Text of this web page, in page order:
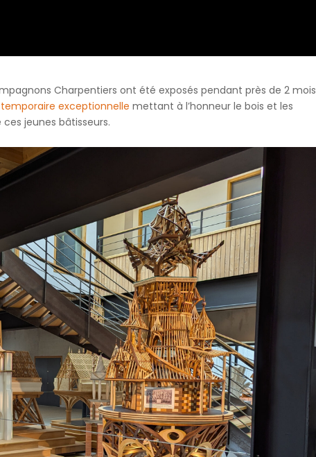
Charpentiers ont été exposés pendant près de 2 mois
exceptionnelle mettant à l’honneur le bois et les
jeunes bâtisseurs.